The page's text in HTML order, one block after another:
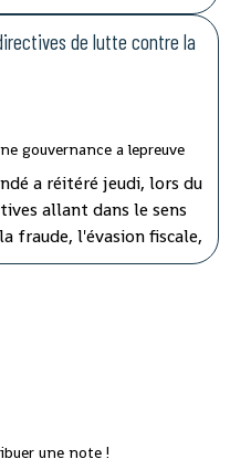
présents sur les 114
de lutte contre la
a réitéré jeudi, lors du
allant dans le sens
fraude, l'évasion fiscale,
ces fléaux qui
une note !